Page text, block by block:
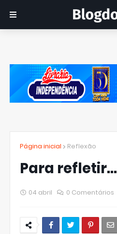
Página inicial Reflexão
Para refletir...
04 abril 0 Comentários